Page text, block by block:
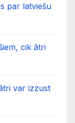
par latviešu
cik ātri
var izzust